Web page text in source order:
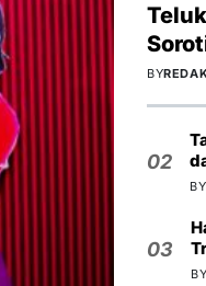
BY
02
BY
03